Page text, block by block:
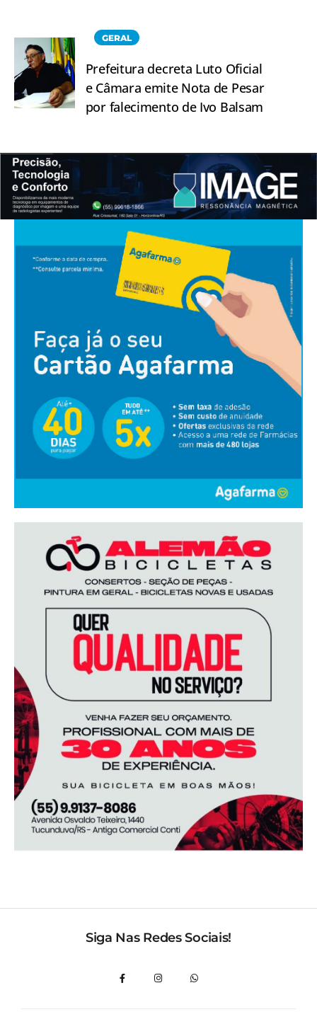
GERAL
Prefeitura decreta Luto Oficial
e Câmara emite Nota de Pesar
por falecimento de Ivo Balsam
Siga Nas Redes Sociais!